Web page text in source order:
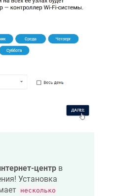
центр в
Установка
несколько